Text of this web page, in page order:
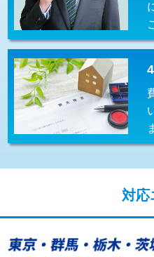
持込商品取付（混合水栓）
持込商品取付（浄水器・分岐
給水管工事※（ホール加工)
給水管工事※（バンド止め)
給水管工事※（支持金具設置)
業)
給水管工事※（塩ビ管（VP・
対応